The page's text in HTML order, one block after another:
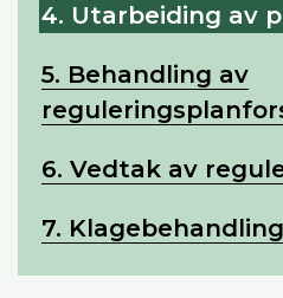
4. Utarbeiding av
5. Behandling av
6. Vedtak av
7. Klagebehandling